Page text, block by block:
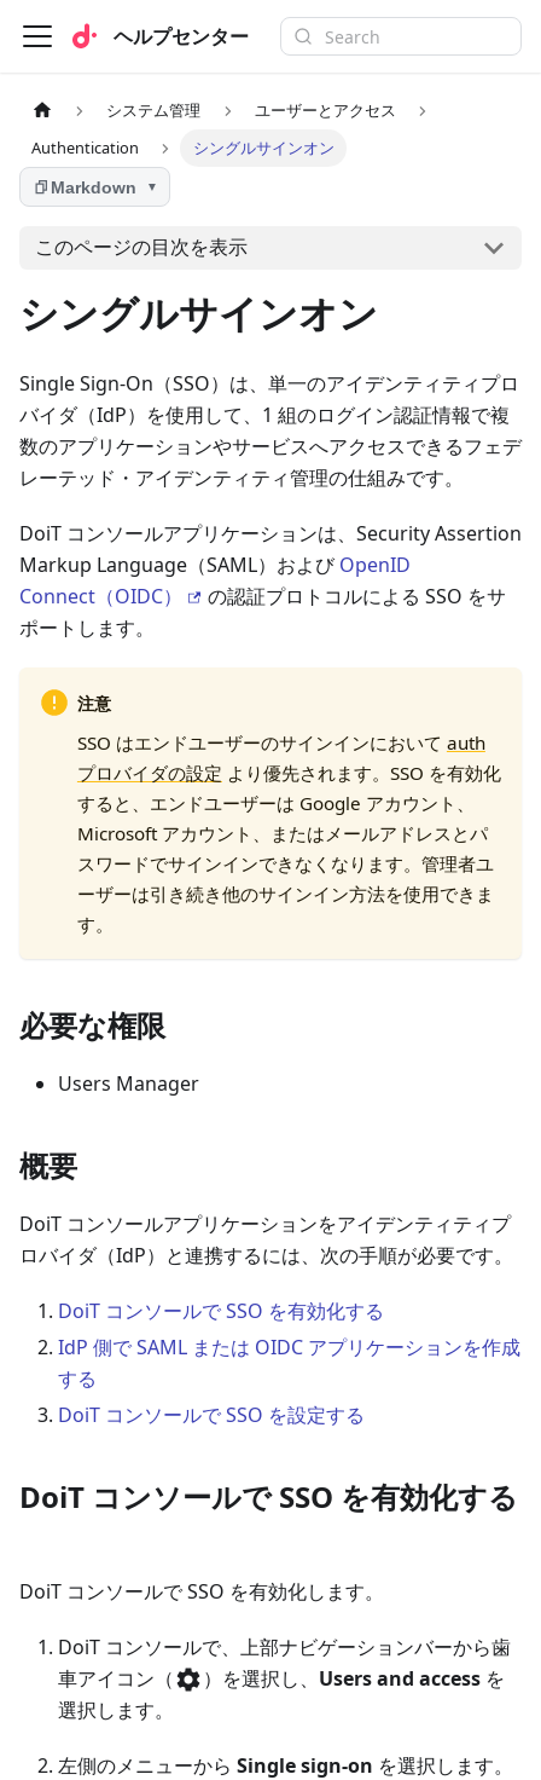
ヘルプセンター
システム管理
ユーザーとアクセス
Authentication
シングルサインオン
Markdown ▼
このページの目次を表示
シングルサインオン
Single Sign-On（SSO）は、単一のアイデンティティプロ
バイダ（IdP）を使用して、1 組のログイン認証情報で複
数のアプリケーションやサービスへアクセスできるフェデ
レーテッド・アイデンティティ管理の仕組みです。
DoiT コンソールアプリケーションは、Security Assertion
Markup Language（SAML）およびOpenID
Connect（OIDC）
の認証プロトコルによる SSO をサ
ポートします。
注意
SSO はエンドユーザーのサインインにおいて auth
プロバイダの設定 より優先されます。SSO を有効化
すると、エンドユーザーは Google アカウント、
Microsoft アカウント、またはメールアドレスとパ
スワードでサインインできなくなります。管理者ユ
ーザーは引き続き他のサインイン方法を使用できま
す。
必要な権限
Users Manager
概要
DoiT コンソールアプリケーションをアイデンティティプ
ロバイダ（IdP）と連携するには、次の手順が必要です。
DoiT コンソールで SSO を有効化する
IdP 側で SAML または OIDC アプリケーションを作成
する
DoiT コンソールで SSO を設定する
DoiT コンソールで SSO を有効化する
DoiT コンソールで SSO を有効化します。
DoiT コンソールで、上部ナビゲーションバーから歯
車アイコン（
）を選択し、 Users and access を
選択します。
左側のメニューから Single sign-on を選択します。